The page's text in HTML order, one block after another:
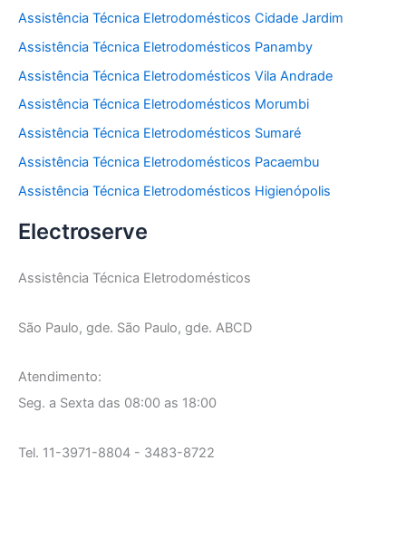
Assistência Técnica Eletrodomésticos Cidade Jardim
Assistência Técnica Eletrodomésticos Panamby
Assistência Técnica Eletrodomésticos Vila Andrade
Assistência Técnica Eletrodomésticos Morumbi
Assistência Técnica Eletrodomésticos Sumaré
Assistência Técnica Eletrodomésticos Pacaembu
Assistência Técnica Eletrodomésticos Higienópolis
Electroserve
Assistência Técnica Eletrodomésticos
São Paulo, gde. São Paulo, gde. ABCD
Atendimento:
Seg. a Sexta das 08:00 as 18:00
Tel. 11-3971-8804 - 3483-8722